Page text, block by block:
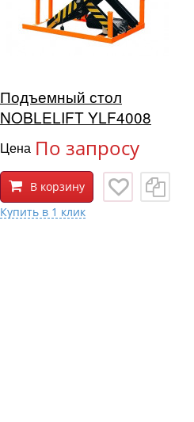
Подъемный стол
NOBLELIFT YLF4008
Цена По запросу
В корзину